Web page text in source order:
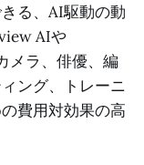
る、AI駆動の動
AIや
メラ、俳優、編
ング、トレーニ
費用対効果の高